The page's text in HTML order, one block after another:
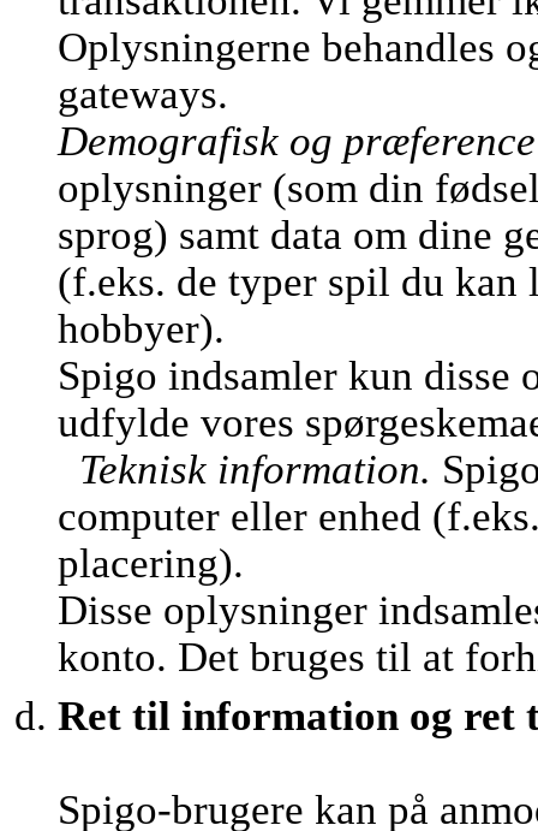
Oplysningerne behandles
gateways.
Demografisk og
oplysninger (som din
sprog) samt data om dine
(f.eks. de typer spil du kan
hobbyer).
Spigo indsamler kun
udfylde vores
Teknisk information.
computer eller enhed
placering).
Disse oplysninger
konto. Det bruges til at
Ret til information og ret
Spigo-brugere kan på